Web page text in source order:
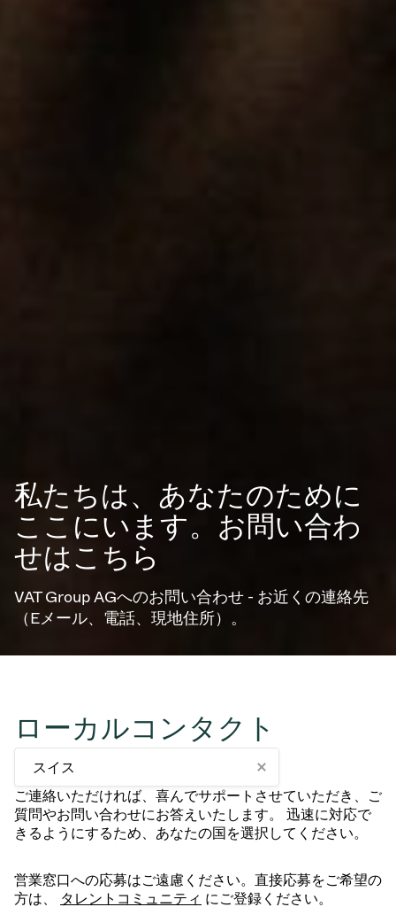
私たちは、あなたのために
ここにいます。お問い合わ
せはこちら
VAT Group AGへのお問い合わせ - お近くの連絡先
（Eメール、電話、現地住所）。
ローカルコンタクト
スイス
ご連絡いただければ、喜んでサポートさせていただき、ご
質問やお問い合わせにお答えいたします。 迅速に対応で
きるようにするため、あなたの国を選択してください。
営業窓口への応募はご遠慮ください。直接応募をご希望の
方は、
タレントコミュニティ にご登録ください。